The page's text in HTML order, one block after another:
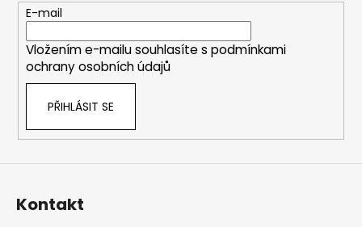
E-mail
Vložením e-mailu souhlasíte s podmínkami
ochrany osobních údajů
PŘIHLÁSIT SE
Kontakt